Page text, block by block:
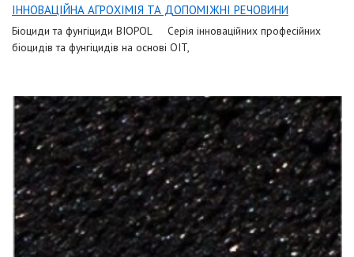
IННОВАЦIЙНА АГРОХIМIЯ ТА ДОПОМIЖНI РЕЧОВИНИ
Біоциди та фунгіциди BIOPOL Серія інноваційних професійних
біоцидів та фунгіцидів на основі OIT,